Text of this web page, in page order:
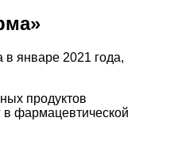
январе 2021 года,
продуктов
в фармацевтической